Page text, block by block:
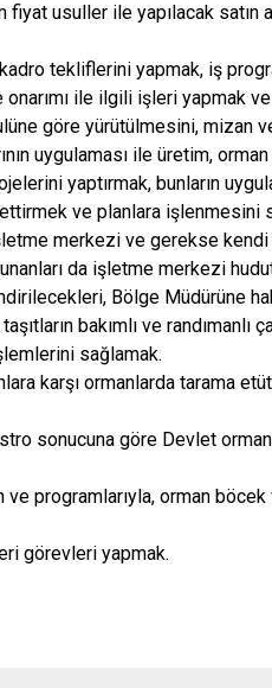
fiyat usuller ile yapılacak
tekliflerini yapmak, iş
onarımı ile ilgili işleri yapmak
göre yürütülmesini, mizan
uygulaması ile üretim,
yaptırmak, bunların
ve planlara
merkezi ve gerekse
da işletme merkezi
Bölge Müdürüne
bakımlı ve randımanlı
sağlamak.
karşı ormanlarda tarama
sonucuna göre Devlet
programlarıyla, orman
görevleri yapmak.